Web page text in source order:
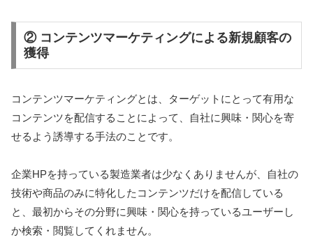
② コンテンツマーケティングによる新規顧客の
獲得
コンテンツマーケティングとは、ターゲットにとって有用な
コンテンツを配信することによって、自社に興味・関心を寄
せるよう誘導する手法のことです。
企業HPを持っている製造業者は少なくありませんが、自社の
技術や商品のみに特化したコンテンツだけを配信している
と、最初からその分野に興味・関心を持っているユーザーし
か検索・閲覧してくれません。